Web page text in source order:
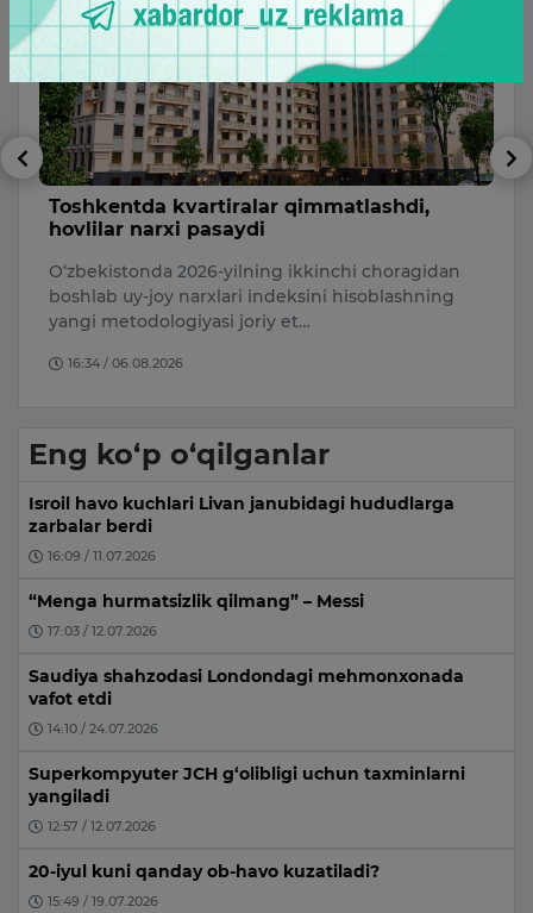
Toshkentda kvartiralar qimmatlashdi,
hovlilar narxi pasaydi
O‘zbekistonda 2026-yilning ikkinchi choragidan
boshlab uy-joy narxlari indeksini hisoblashning
yangi metodologiyasi joriy et…
16:34 / 06.08.2026
Eng ko‘p o‘qilganlar
Isroil havo kuchlari Livan janubidagi hududlarga
zarbalar berdi
16:09 / 11.07.2026
“Menga hurmatsizlik qilmang” – Messi
17:03 / 12.07.2026
Saudiya shahzodasi Londondagi mehmonxonada
vafot etdi
14:10 / 24.07.2026
Superkompyuter JCH g‘olibligi uchun taxminlarni
yangiladi
12:57 / 12.07.2026
20-iyul kuni qanday ob-havo kuzatiladi?
15:49 / 19.07.2026